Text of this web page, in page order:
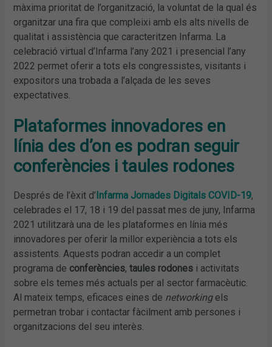
màxima prioritat de l’organització, la voluntat de la qual és
organitzar una fira que compleixi amb els alts nivells de
qualitat i assistència que caracteritzen Infarma. La
celebració virtual d’Infarma l’any 2021 i presencial l’any
2022 permet oferir a tots els congressistes, visitants i
expositors una trobada a l’alçada de les seves
expectatives.
Plataformes innovadores en
línia des d’on es podran seguir
conferències i taules rodones
Després de l’èxit d’ Infarma Jornades Digitals COVID-19,
celebrades el 17, 18 i 19 del passat mes de juny, Infarma
2021 utilitzarà una de les plataformes en línia més
innovadores per oferir la millor experiència a tots els
assistents. Aquests podran accedir a un complet
programa de conferències,taules rodones i activitats
sobre els temes més actuals per al sector farmacèutic.
Al mateix temps, eficaces eines de networkingels
permetran trobar i contactar fàcilment amb persones i
organitzacions del seu interès.